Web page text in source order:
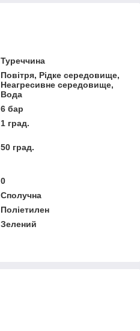
Туреччина
Повітря, Рідке середовище,
Неагресивне середовище,
Вода
6 бар
1 град.
50 град.
0
Сполучна
Поліетилен
Зелений